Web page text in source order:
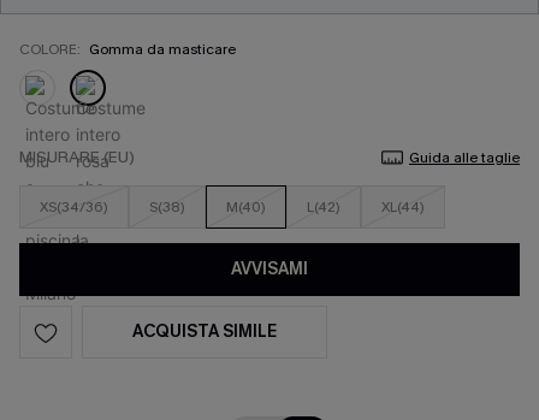
COLORE: Gomma da masticare
MISURARE (EU) Guida alle taglie
XS(34/36) S(38) M(40) L(42) XL(44)
AVVISAMI
ACQUISTA SIMILE